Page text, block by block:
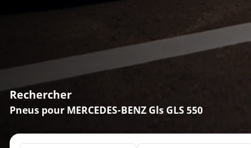
Rechercher
Pneus pour MERCEDES-BENZ Gls GLS 550